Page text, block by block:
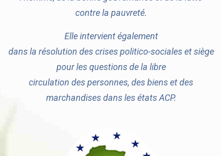
contre la pauvreté.
Elle intervient également
dans la résolution des crises politico-sociales et siège
pour les questions de la libre
circulation des personnes, des biens et des
marchandises dans les états ACP.